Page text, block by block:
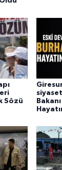
Sözü